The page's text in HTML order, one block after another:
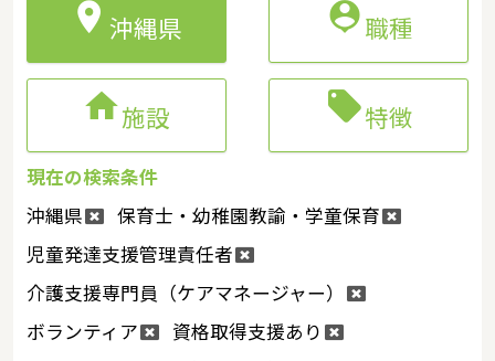
 沖縄県 職種
施設 特徴
現在の検索条件
沖縄県
保育士・幼稚園教諭・学童保育
児童発達支援管理責任者
介護支援専門員（ケアマネージャー）
ボランティア
資格取得支援あり